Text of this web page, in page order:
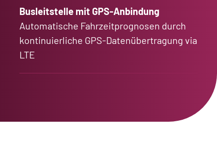
Busleitstelle mit GPS-Anbindung
Automatische Fahrzeitprognosen durch
kontinuierliche GPS-Datenübertragung via
LTE